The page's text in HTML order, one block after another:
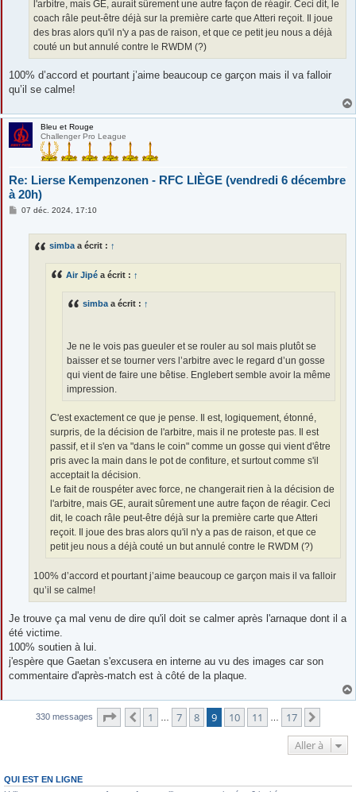
l'arbitre, mais GE, aurait sûrement une autre façon de réagir. Ceci dit, le
coach râle peut-être déjà sur la première carte que Atteri reçoit. Il joue
des bras alors qu'il n'y a pas de raison, et que ce petit jeu nous a déjà
couté un but annulé contre le RWDM (?)
100% d’accord et pourtant j’aime beaucoup ce garçon mais il va falloir
qu’il se calme!
Bleu et Rouge
Challenger Pro League
Re: Lierse Kempenzonen - RFC LIÈGE (vendredi 6 décembre
à 20h)
M07 déc. 2024, 17:10
simba a écrit : ↑
Air Jipé a écrit : ↑
simba a écrit : ↑
Je ne le vois pas gueuler et se rouler au sol mais plutôt se
baisser et se tourner vers l’arbitre avec le regard d’un gosse
qui vient de faire une bêtise. Englebert semble avoir la même
impression.
C'est exactement ce que je pense. Il est, logiquement, étonné,
surpris, de la décision de l'arbitre, mais il ne proteste pas. Il est
passif, et il s'en va "dans le coin" comme un gosse qui vient d'être
pris avec la main dans le pot de confiture, et surtout comme s'il
acceptait la décision.
Le fait de rouspéter avec force, ne changerait rien à la décision de
l'arbitre, mais GE, aurait sûrement une autre façon de réagir. Ceci
dit, le coach râle peut-être déjà sur la première carte que Atteri
reçoit. Il joue des bras alors qu'il n'y a pas de raison, et que ce
petit jeu nous a déjà couté un but annulé contre le RWDM (?)
100% d’accord et pourtant j’aime beaucoup ce garçon mais il va falloir
qu’il se calme!
Je trouve ça mal venu de dire qu'il doit se calmer après l'arnaque dont il a
été victime.
100% soutien à lui.
j'espère que Gaetan s'excusera en interne au vu des images car son
commentaire d'après-match est à côté de la plaque.
330 messages Page sur17
Précédente
1 7 8 9 10 11 17
Aller à
QUI EST EN LIGNE